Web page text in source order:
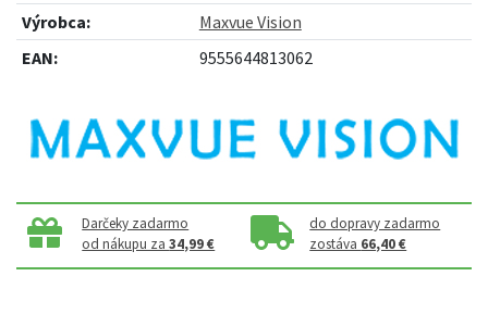
Výrobca:
Maxvue Vision
EAN:
9555644813062
Darčeky zadarmo
od nákupu za34,99 €
do dopravy zadarmo
zostáva 66,40 €